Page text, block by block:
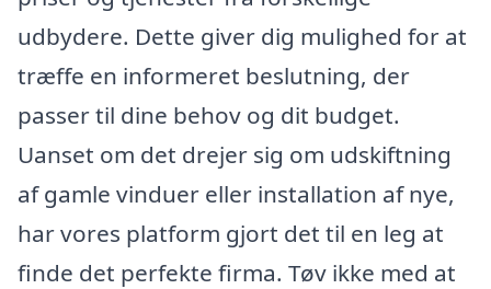
udbydere. Dette giver dig mulighed for at
træffe en informeret beslutning, der
passer til dine behov og dit budget.
Uanset om det drejer sig om udskiftning
af gamle vinduer eller installation af nye,
har vores platform gjort det til en leg at
finde det perfekte firma. Tøv ikke med at